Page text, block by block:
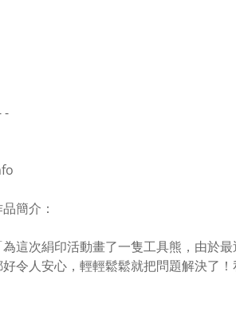
-
簡介：
為這次絹印活動畫了一隻工具熊，由於
好令人安心，輕輕鬆鬆就把問題解決了